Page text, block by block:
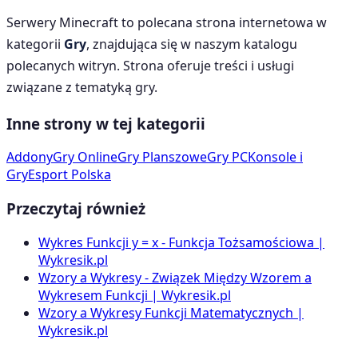
Serwery Minecraftto polecana strona internetowa w
kategorii Gry, znajdująca się w naszym katalogu
polecanych witryn. Strona oferuje treści i usługi
związane z tematyką gry.
Inne strony w tej kategorii
AddonyGry OnlineGry PlanszoweGry PCKonsole i
GryEsport Polska
Przeczytaj również
Wykres Funkcji y = x - Funkcja Tożsamościowa |
Wykresik.pl
Wzory a Wykresy - Związek Między Wzorem a
Wykresem Funkcji | Wykresik.pl
Wzory a Wykresy Funkcji Matematycznych |
Wykresik.pl